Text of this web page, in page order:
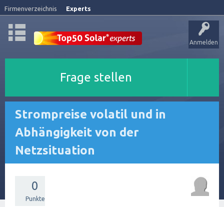
Firmenverzeichnis Experts
Anmelden
Frage stellen
Strompreise volatil und in
Abhängigkeit von der
Netzsituation
0
Punkte